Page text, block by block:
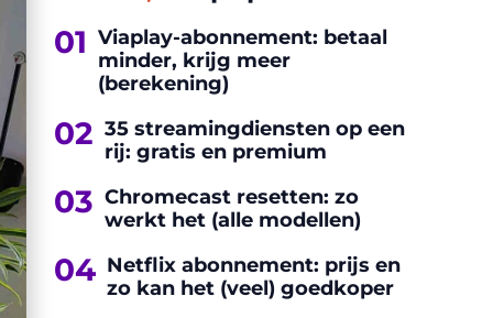
01 Viaplay-abonnement: betaal
minder, krijg meer
(berekening)
02 35 streamingdiensten op een
rij: gratis en premium
03 Chromecast resetten: zo
werkt het (alle modellen)
04 Netflix abonnement: prijs en
zo kan het (veel) goedkoper